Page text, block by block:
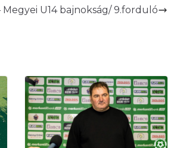
Megyei U14 bajnokság/ 9.forduló